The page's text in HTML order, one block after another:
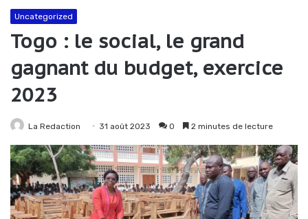
Uncategorized
Togo : le social, le grand
gagnant du budget, exercice
2023
La Redaction 31 août 2023 0 2 minutes de lecture